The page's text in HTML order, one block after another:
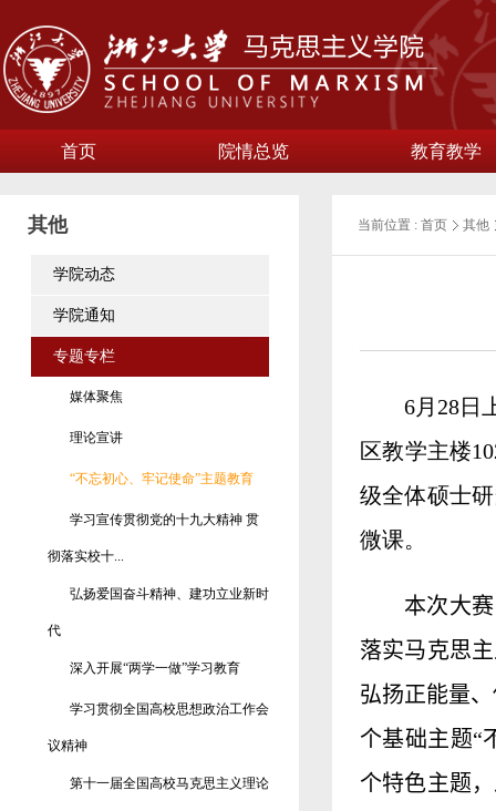
首页 院情总览 教育教学
其他
学院动态
学院通知
专题专栏
媒体聚焦
理论宣讲
“不忘初心、牢记使命”主题教育
学习宣传贯彻党的十九大精神 贯
彻落实校十...
弘扬爱国奋斗精神、建功立业新时
代
深入开展“两学一做”学习教育
学习贯彻全国高校思想政治工作会
议精神
第十一届全国高校马克思主义理论
当前位置 : 首页 其他
6月28日
区教学主楼
级全体硕士
微课。
本次大
落实马克思
弘扬正能量
个基础主题
个特色主题